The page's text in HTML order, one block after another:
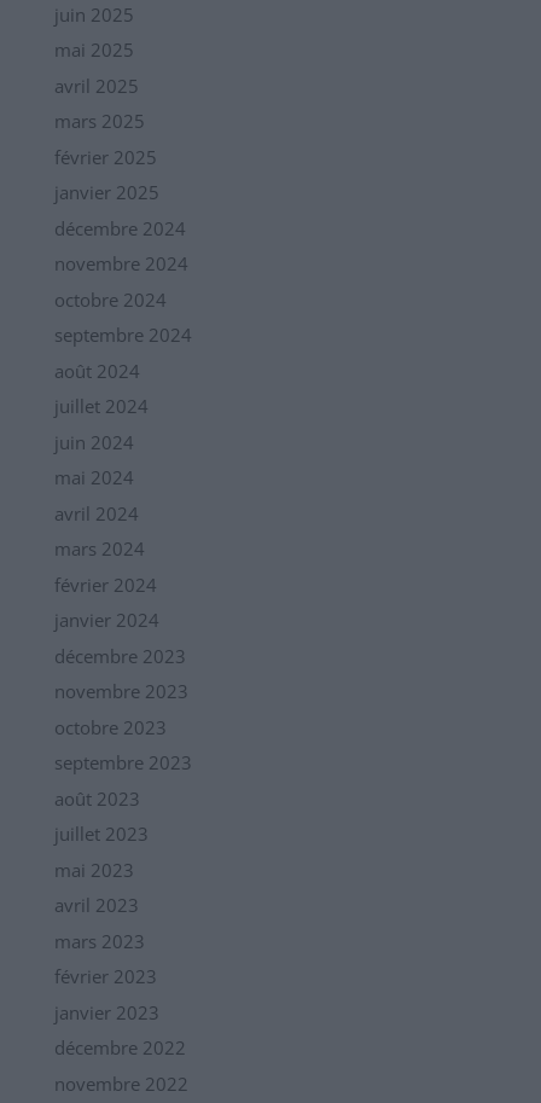
juin 2025
mai 2025
avril 2025
mars 2025
février 2025
janvier 2025
décembre 2024
novembre 2024
octobre 2024
septembre 2024
août 2024
juillet 2024
juin 2024
mai 2024
avril 2024
mars 2024
février 2024
janvier 2024
décembre 2023
novembre 2023
octobre 2023
septembre 2023
août 2023
juillet 2023
mai 2023
avril 2023
mars 2023
février 2023
janvier 2023
décembre 2022
novembre 2022